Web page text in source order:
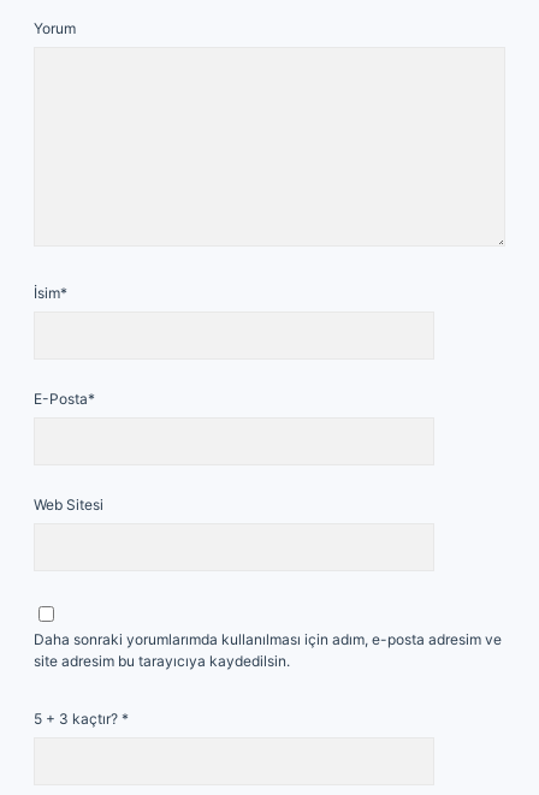
Yorum
İsim*
E-Posta*
Web Sitesi
Daha sonraki yorumlarımda kullanılması için adım, e-posta adresim ve
site adresim bu tarayıcıya kaydedilsin.
5 + 3 kaçtır? *